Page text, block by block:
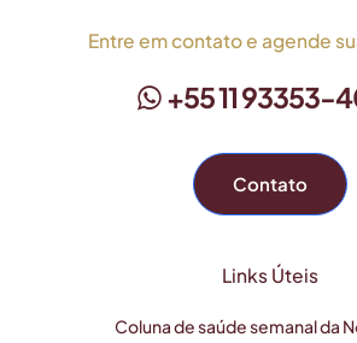
Entre em contato e agende
+55 11 93353-
Contato
Links Úteis
Coluna de saúde semanal da